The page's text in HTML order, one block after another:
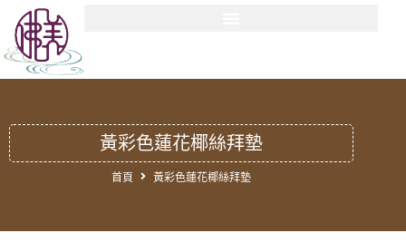
黃彩色蓮花椰絲拜墊
首頁 黃彩色蓮花椰絲拜墊